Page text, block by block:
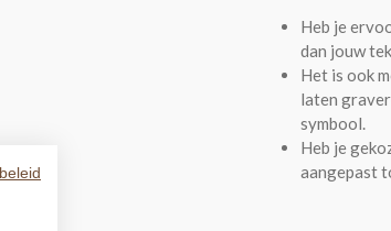
Heb je
dan jouw
Het is ook
laten
symbool.
Heb je
aangepast